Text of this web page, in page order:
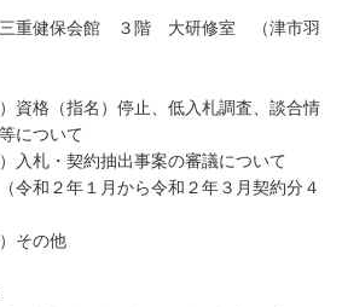
健保会館 ３階 大研修室 （津市羽
（指名）停止、低入札調査、談合情
について
抽出事案の審議について
ら令和２年３月契約分４
他